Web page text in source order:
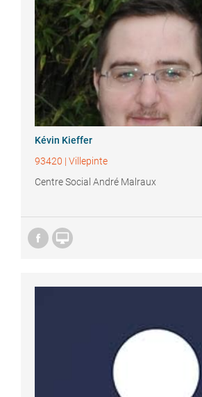
Kévin Kieffer
93420 | Villepinte
Centre Social André Malraux
